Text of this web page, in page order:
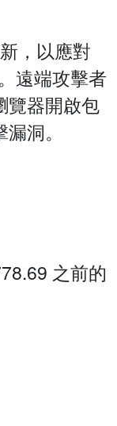
，以應對
遠端攻擊者
覽器開啟包
洞。
之前的